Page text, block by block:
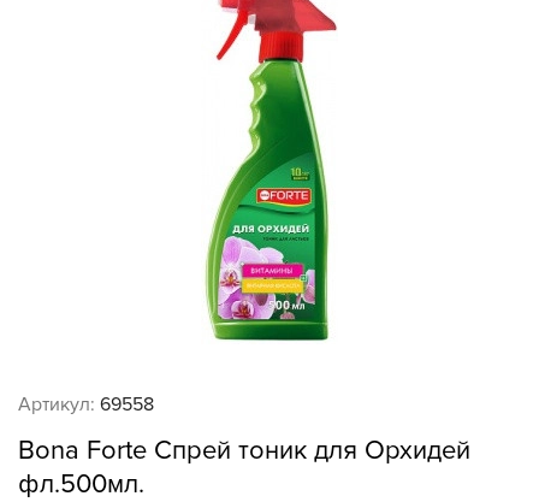
Артикул: 69558
Bona Forte Спрей тоник для Орхидей
фл.500мл.